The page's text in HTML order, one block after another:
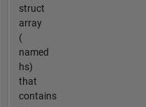
struct
array
(
named
hs)
that
contains